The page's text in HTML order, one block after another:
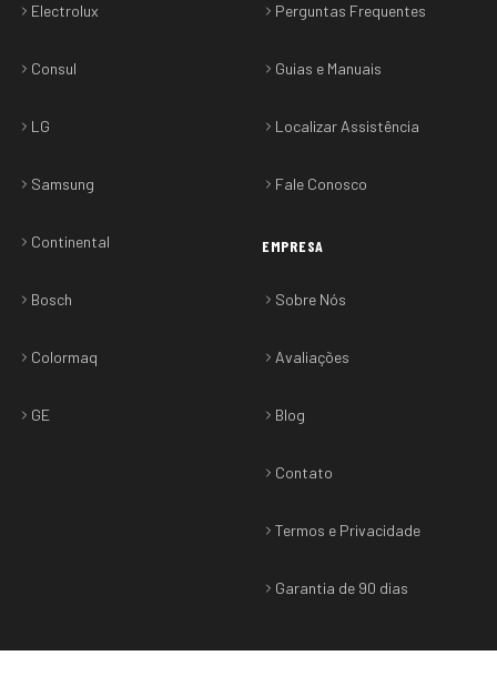
Electrolux
Consul
LG
Samsung
Continental
Bosch
Colormaq
GE
Perguntas Frequentes
Guias e Manuais
Localizar Assistência
Fale Conosco
EMPRESA
Sobre Nós
Avaliações
Blog
Contato
Termos e Privacidade
Garantia de 90 dias